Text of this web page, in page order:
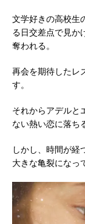
文学好きの高校生
る日交差点で見か
奪われる。
再会を期待したレ
す。
それからアデルと
ない熱い恋に落ち
しかし、時間が経
大きな亀裂になっ